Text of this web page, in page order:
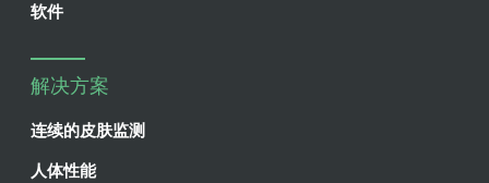
软件
解决方案
连续的皮肤监测
人体性能